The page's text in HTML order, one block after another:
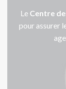
Le Centre
pour assurer